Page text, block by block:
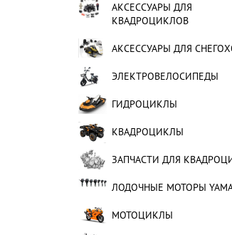
АКСЕССУАРЫ ДЛЯ
КВАДРОЦИКЛОВ
АКСЕССУАРЫ ДЛЯ
ЭЛЕКТРОВЕЛОСИПЕДЫ
ГИДРОЦИКЛЫ
КВАДРОЦИКЛЫ
ЗАПЧАСТИ ДЛЯ
ЛОДОЧНЫЕ МОТОРЫ
МОТОЦИКЛЫ